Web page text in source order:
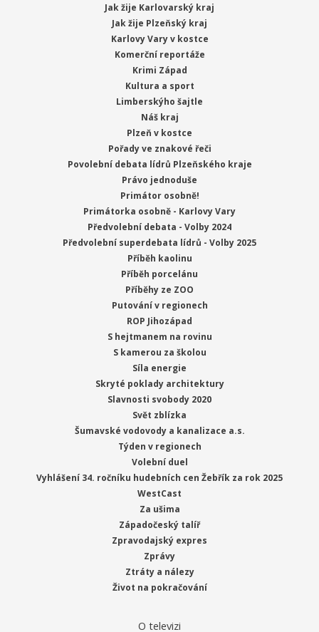
Jak žije Karlovarský kraj
Jak žije Plzeňský kraj
Karlovy Vary v kostce
Komerční reportáže
Krimi Západ
Kultura a sport
Limberskýho šajtle
Náš kraj
Plzeň v kostce
Pořady ve znakové řeči
Povolební debata lídrů Plzeňského kraje
Právo jednoduše
Primátor osobně!
Primátorka osobně - Karlovy Vary
Předvolební debata - Volby 2024
Předvolební superdebata lídrů - Volby 2025
Příběh kaolinu
Příběh porcelánu
Příběhy ze ZOO
Putování v regionech
ROP Jihozápad
S hejtmanem na rovinu
S kamerou za školou
Síla energie
Skryté poklady architektury
Slavnosti svobody 2020
Svět zblízka
Šumavské vodovody a kanalizace a.s.
Týden v regionech
Volební duel
Vyhlášení 34. ročníku hudebních cen Žebřík za rok 2025
WestCast
Za ušima
Západočeský talíř
Zpravodajský expres
Zprávy
Ztráty a nálezy
Život na pokračování
O televizi